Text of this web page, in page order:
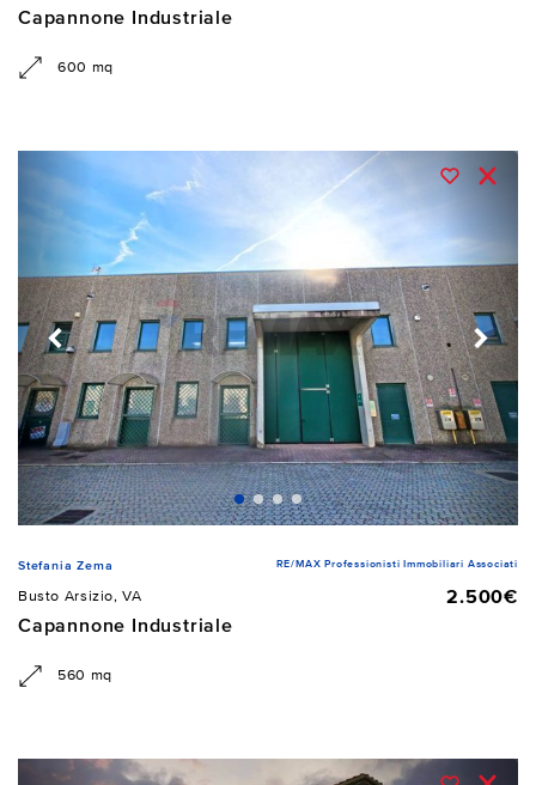
Capannone Industriale
600 mq
Stefania Zema RE/MAX Professionisti Immobiliari Associati
Busto Arsizio, VA
2.500€
Capannone Industriale
560 mq